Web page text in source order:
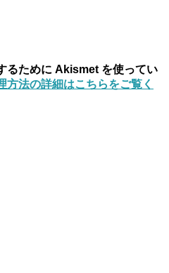
るために Akismet を使ってい
方法の詳細はこちらをご覧く